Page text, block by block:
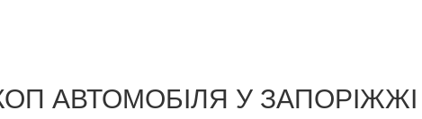
АВТОМОБІЛЯ У ЗАПОРІЖЖІ